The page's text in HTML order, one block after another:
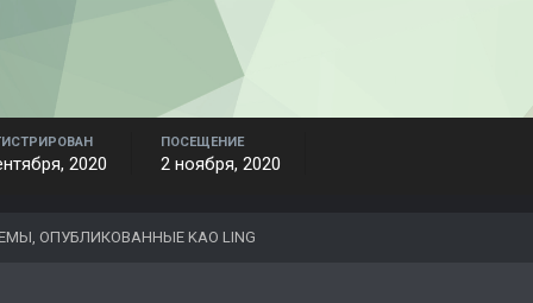
2020
ПОСЕЩЕНИЕ
2 ноября, 2020
ОПУБЛИКОВАННЫЕ KAO LING